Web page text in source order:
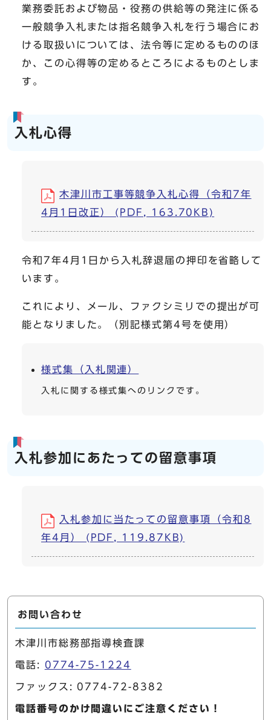
業務委託および物品・役務の供給等の発注に係る
一般競争入札または指名競争入札を行う場合にお
ける取扱いについては、法令等に定めるもののほ
か、この心得等の定めるところによるものとしま
す。
入札心得
木津川市工事等競争入札心得（令和7年
4月1日改正） (PDF, 163.70KB)
令和7年4月1日から入札辞退届の押印を省略して
います。
これにより、メール、ファクシミリでの提出が可
能となりました。（別記様式第4号を使用）
様式集（入札関連）
入札に関する様式集へのリンクです。
入札参加にあたっての留意事項
入札参加に当たっての留意事項（令和8
年4月） (PDF, 119.87KB)
お問い合わせ
木津川市総務部指導検査課
電話: 0774-75-1224
ファックス: 0774-72-8382
電話番号のかけ間違いにご注意ください！